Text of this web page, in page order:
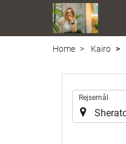
Home Kairo
Rejsemål